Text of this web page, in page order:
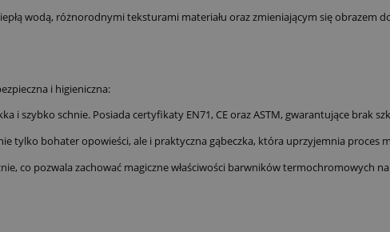
wodą, różnorodnymi teksturami materiału oraz zmieniającym się obrazem
i higieniczna:
i szybko schnie. Posiada certyfikaty EN71, CE oraz ASTM, gwarantujące brak
tylko bohater opowieści, ale i praktyczna gąbeczka, która uprzyjemnia proces
co pozwala zachować magiczne właściwości barwników termochromowych na